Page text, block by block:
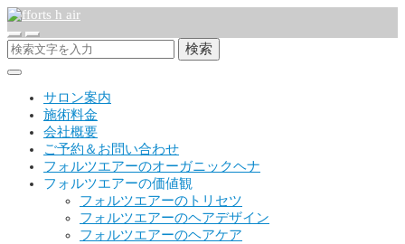
検索
サロン案内
施術料金
会社概要
ご予約＆お問い合わせ
フォルツエアーのオーガニックヘナ
フォルツエアーの価値観
フォルツエアーのトリセツ
フォルツエアーのヘアデザイン
フォルツエアーのヘアケア